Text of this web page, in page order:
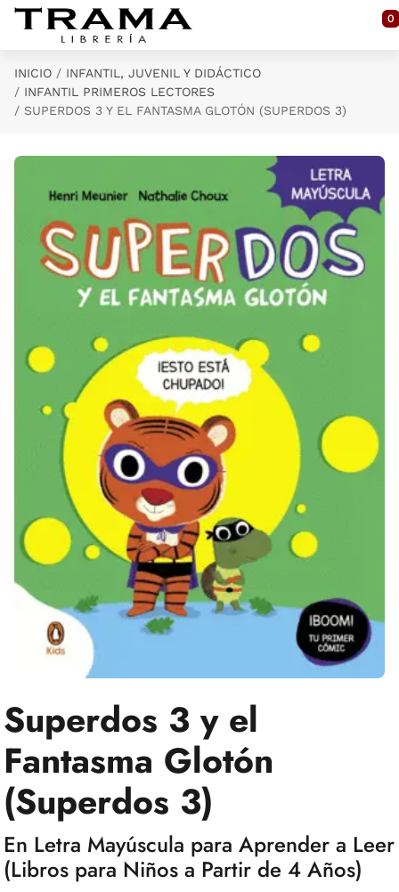
Saltar al contenido principal
0
INICIO
INFANTIL, JUVENIL Y DIDÁCTICO
INFANTIL PRIMEROS LECTORES
SUPERDOS 3 Y EL FANTASMA GLOTÓN (SUPERDOS 3)
Superdos 3 y el
Fantasma Glotón
(Superdos 3)
En Letra Mayúscula para Aprender a Leer
(Libros para Niños a Partir de 4 Años)